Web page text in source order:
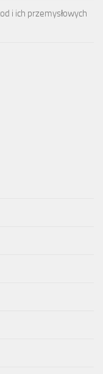
i ich przemysłowych